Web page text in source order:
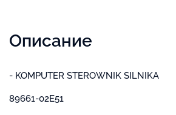
Описание
- KOMPUTER STEROWNIK SILNIKA
89661-02E51